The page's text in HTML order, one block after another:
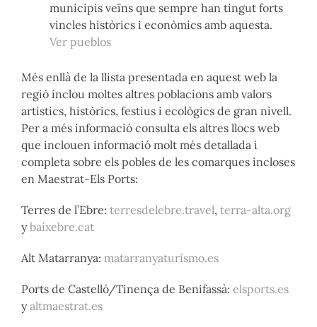
municipis veïns que sempre han tingut forts
vincles històrics i econòmics amb aquesta.
Ver pueblos
Més enllà de la llista presentada en aquest web la
regió inclou moltes altres poblacions amb valors
artístics, històrics, festius i ecològics de gran nivell.
Per a més informació consulta els altres llocs web
que inclouen informació molt més detallada i
completa sobre els pobles de les comarques incloses
en Maestrat-Els Ports:
Terres de l’Ebre: terresdelebre.travel, terra-alta.org
ybaixebre.cat
Alt Matarranya: matarranyaturismo.es
Ports de Castelló/Tinença de Benifassà: elsports.es
yaltmaestrat.es